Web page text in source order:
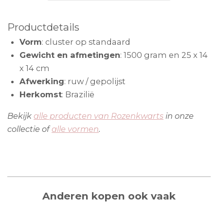
s
e
e
e
n
e
n
e
n n
Productdetails
Vorm: cluster op standaard
Gewicht en afmetingen: 1500 gram en 25 x 14
x 14 cm
Afwerking: ruw / gepolijst
Herkomst: Brazilië
Bekijk alle producten van Rozenkwarts in onze
collectie ofalle vormen.
Anderen kopen ook vaak